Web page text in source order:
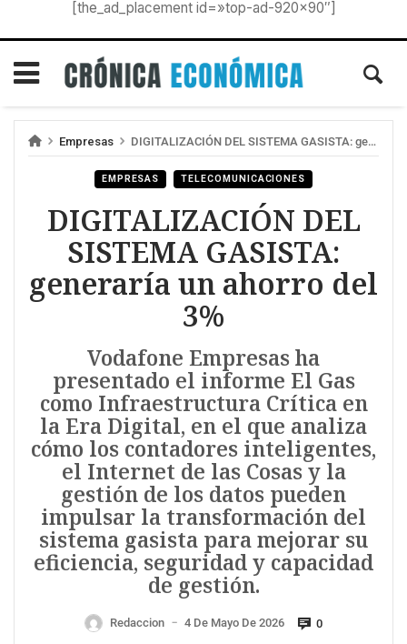
[the_ad_placement id=»top-ad-920×90″]
Empresas DIGITALIZACIÓN DEL SISTEMA GASISTA: generaría un ahorro del 3%
EMPRESAS TELECOMUNICACIONES
DIGITALIZACIÓN DEL
SISTEMA GASISTA:
generaría un ahorro del
3%
Vodafone Empresas ha
presentado el informe El Gas
como Infraestructura Crítica en
la Era Digital, en el que analiza
cómo los contadores inteligentes,
el Internet de las Cosas y la
gestión de los datos pueden
impulsar la transformación del
sistema gasista para mejorar su
eficiencia, seguridad y capacidad
de gestión.
Redaccion — 4 De Mayo De 2026 0